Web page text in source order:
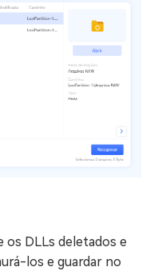
os DLLs deletados e
los e guardar no